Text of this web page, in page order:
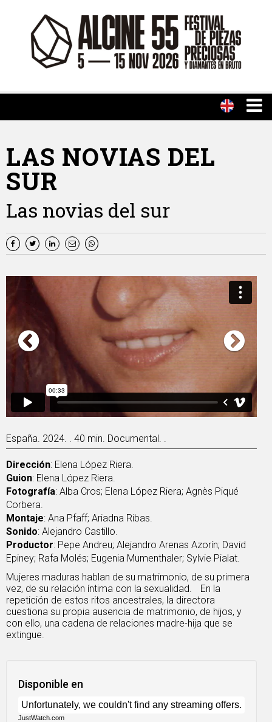
LAS NOVIAS DEL
SUR
Las novias del sur
España. 2024. . 40 min. Documental. .
Dirección: Elena López Riera.
Guion: Elena López Riera.
Fotografía: Alba Cros; Elena López Riera; Agnès Piqué
Corbera.
Montaje: Ana Pfaff; Ariadna Ribas.
Sonido: Alejandro Castillo.
Productor: Pepe Andreu; Alejandro Arenas Azorín; David
Epiney; Rafa Molés; Eugenia Mumenthaler; Sylvie Pialat.
Mujeres maduras hablan de su matrimonio, de su primera
vez, de su relación íntima con la sexualidad. En la
repetición de estos ritos ancestrales, la directora
cuestiona su propia ausencia de matrimonio, de hijos, y
con ello, una cadena de relaciones madre-hija que se
extingue.
Disponible en
JustWatch.com